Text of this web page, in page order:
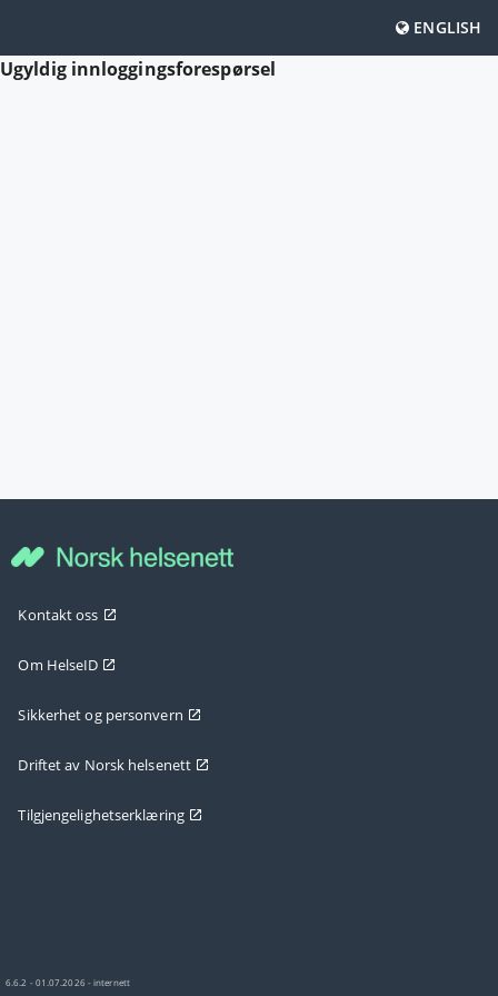
ENGLISH
Ugyldig innloggingsforespørsel
Kontakt oss
Om HelseID
Sikkerhet og personvern
Driftet av Norsk helsenett
Tilgjengelighetserklæring
6.6.2 - 01.07.2026 - internett